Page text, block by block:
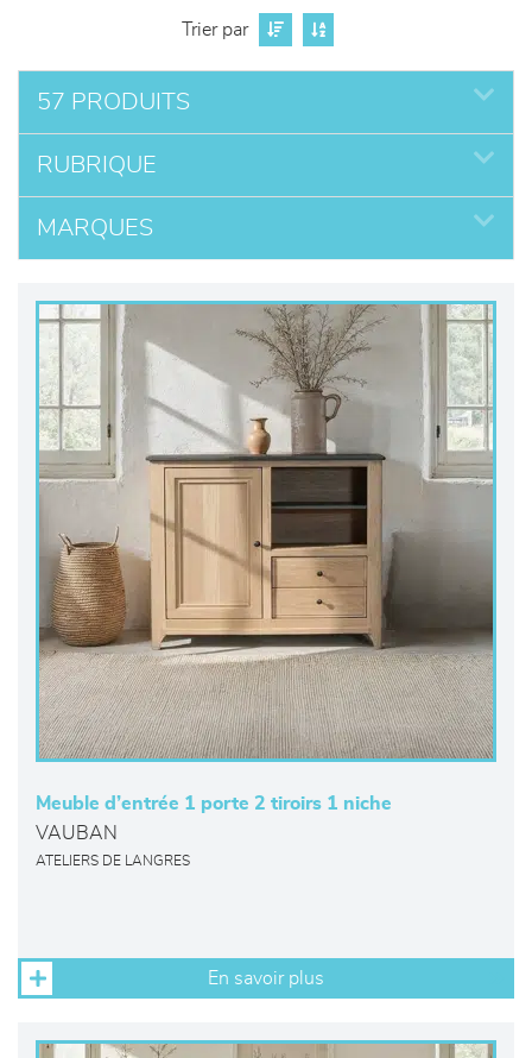
décoration
Trier par
57 PRODUITS
RUBRIQUE
MARQUES
Meuble d’entrée 1 porte 2 tiroirs 1 niche
VAUBAN
ATELIERS DE LANGRES
En savoir plus